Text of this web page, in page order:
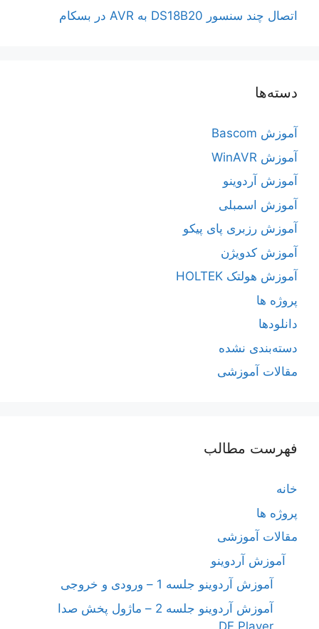
اتصال چند سنسور DS18B20 به AVR در بسکام
دسته‌ها
آموزش Bascom
آموزش WinAVR
آموزش آردوینو
آموزش اسمبلی
آموزش رزبری پای پیکو
آموزش کدویژن
آموزش هولتک HOLTEK
پروژه ها
دانلودها
دسته‌بندی نشده
مقالات آموزشی
فهرست مطالب
خانه
پروژه ها
مقالات آموزشی
آموزش آردوینو
آموزش آردوینو جلسه 1 – ورودی و خروجی
آموزش آردوینو جلسه 2 – ماژول پخش صدا
DF Player